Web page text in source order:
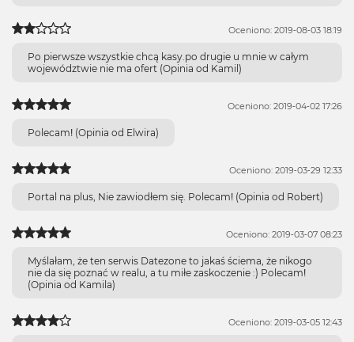
Oceniono: 2019-08-03 18:19
Po pierwsze wszystkie chcą kasy.po drugie u mnie w całym
województwie nie ma ofert (Opinia od Kamil)
Oceniono: 2019-04-02 17:26
Polecam! (Opinia od Elwira)
Oceniono: 2019-03-29 12:33
Portal na plus, Nie zawiodłem się. Polecam! (Opinia od Robert)
Oceniono: 2019-03-07 08:23
Myślałam, że ten serwis Datezone to jakaś ściema, że nikogo
nie da się poznać w realu, a tu miłe zaskoczenie :) Polecam!
(Opinia od Kamila)
Oceniono: 2019-03-05 12:43